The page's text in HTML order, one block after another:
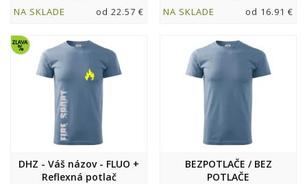
NA SKLADE od 22.57 € NA SKLADE od 16.91 €
DHZ - Váš názov - FLUO +
Reflexná potlač
BEZPOTLAČE / BEZ
POTLAČE